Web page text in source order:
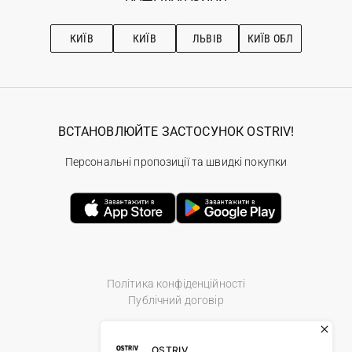
Рекомендації з догляду
КИЇВ КИЇВ ЛЬВІВ КИЇВ ОБЛ
Політика конфіденційності
Публічний договір
ВСТАНОВЛЮЙТЕ ЗАСТОСУНОК OSTRIV!
Персональні пропозиції та швидкі покупки